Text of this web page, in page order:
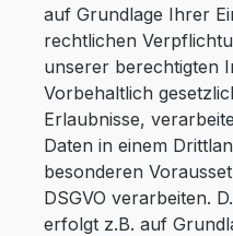
auf Grundlage Ihrer
rechtlichen
unserer berechtigten
Vorbehaltlich
Erlaubnisse,
Daten in einem
besonderen
DSGVO verarbeiten.
erfolgt z.B. auf